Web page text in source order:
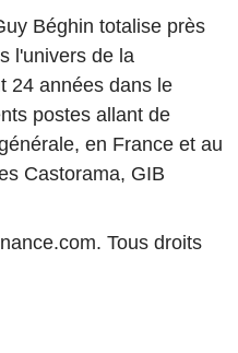
Béghin totalise près
l'univers de la
24 années dans le
postes allant de
en France et au
Castorama, GIB
Tous droits